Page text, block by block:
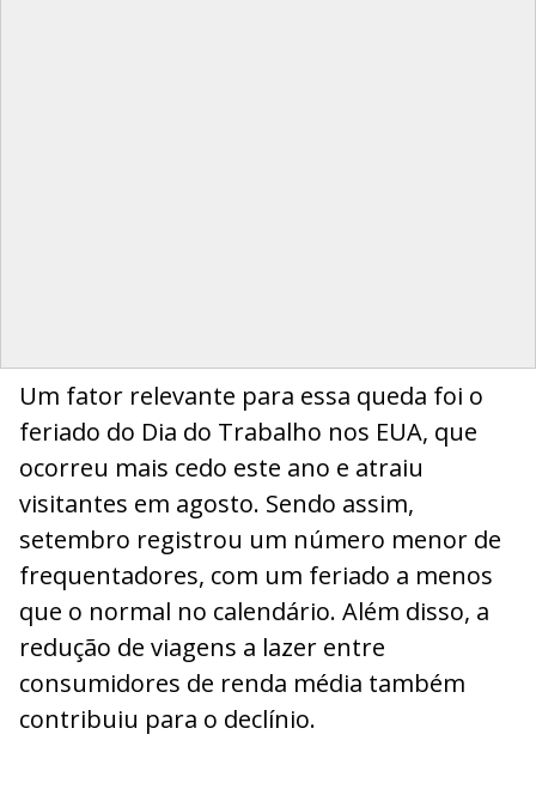
Um fator relevante para essa queda foi o
feriado do Dia do Trabalho nos EUA, que
ocorreu mais cedo este ano e atraiu
visitantes em agosto. Sendo assim,
setembro registrou um número menor de
frequentadores, com um feriado a menos
que o normal no calendário. Além disso, a
redução de viagens a lazer entre
consumidores de renda média também
contribuiu para o declínio.